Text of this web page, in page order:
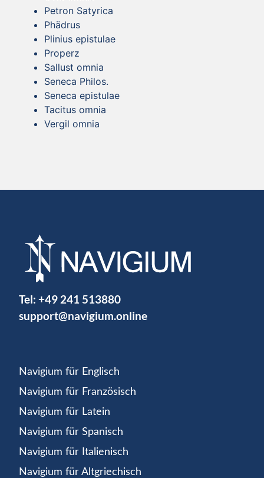
Petron Satyrica
Phädrus
Plinius epistulae
Properz
Sallust omnia
Seneca Philos.
Seneca epistulae
Tacitus omnia
Vergil omnia
Tel: +49 241 513880
support@navigium.online
Navigium für Englisch
Navigium für Französisch
Navigium für Latein
Navigium für Spanisch
Navigium für Italienisch
Navigium für Altgriechisch